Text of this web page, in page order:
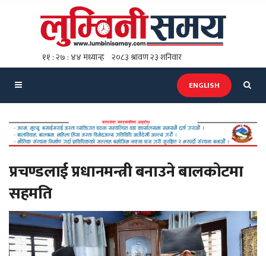
ENGLISH
प्रचण्डलाई प्रधानमन्त्री बनाउने बालकोटमा
सहमति